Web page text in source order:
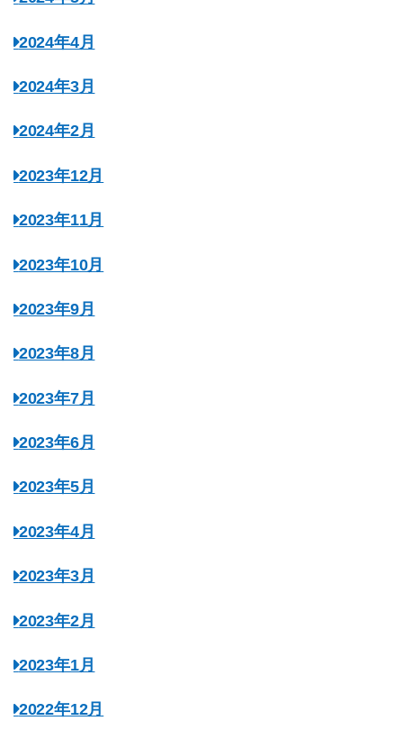
2024年4月
2024年3月
2024年2月
2023年12月
2023年11月
2023年10月
2023年9月
2023年8月
2023年7月
2023年6月
2023年5月
2023年4月
2023年3月
2023年2月
2023年1月
2022年12月